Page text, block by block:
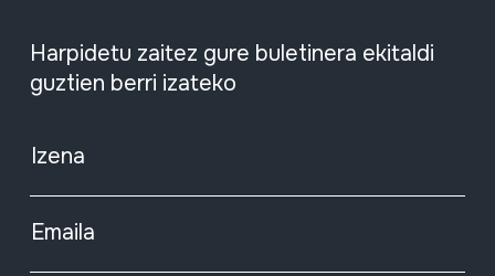
Harpidetu zaitez gure buletinera ekitaldi
guztien berri izateko
Izena
Emaila